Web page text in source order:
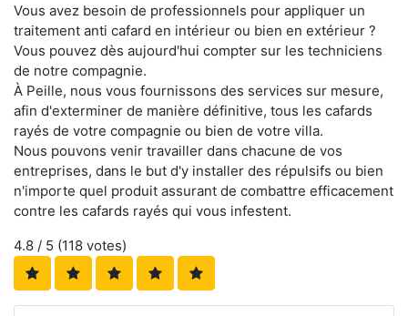
Vous avez besoin de professionnels pour appliquer un
traitement anti cafard en intérieur ou bien en extérieur ?
Vous pouvez dès aujourd'hui compter sur les techniciens
de notre compagnie.
À Peille, nous vous fournissons des services sur mesure,
afin d'exterminer de manière définitive, tous les cafards
rayés de votre compagnie ou bien de votre villa.
Nous pouvons venir travailler dans chacune de vos
entreprises, dans le but d'y installer des répulsifs ou bien
n'importe quel produit assurant de combattre efficacement
contre les cafards rayés qui vous infestent.
4.8 / 5 (118 votes)